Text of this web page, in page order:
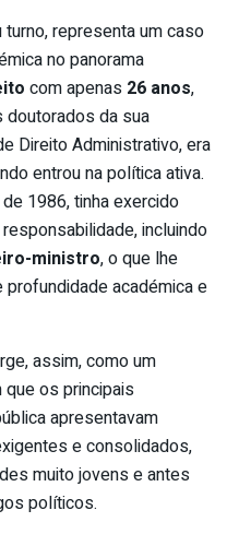
representa um caso
no panorama
com apenas 26 anos,
da sua
Direito Administrativo, era
entrou na política ativa.
1986, tinha exercido
incluindo
ministro, o que lhe
profundidade académica e
assim, como um
os principais
apresentavam
e consolidados,
muito jovens e antes
políticos.